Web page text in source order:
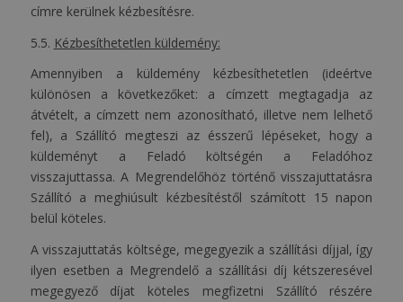
címre kerülnek kézbesítésre.
5.5. Kézbesíthetetlen küldemény:
Amennyiben a küldemény kézbesíthetetlen (ideértve
különösen a következőket: a címzett megtagadja az
átvételt, a címzett nem azonosítható, illetve nem lelhető
fel), a Szállító megteszi az ésszerű lépéseket, hogy a
küldeményt a Feladó költségén a Feladóhoz
visszajuttassa. A Megrendelőhöz történő visszajuttatásra
Szállító a meghiúsult kézbesítéstől számított 15 napon
belül köteles.
A visszajuttatás költsége, megegyezik a szállítási díjjal, így
ilyen esetben a Megrendelő a szállítási díj kétszeresével
megegyező díjat köteles megfizetni Szállító részére